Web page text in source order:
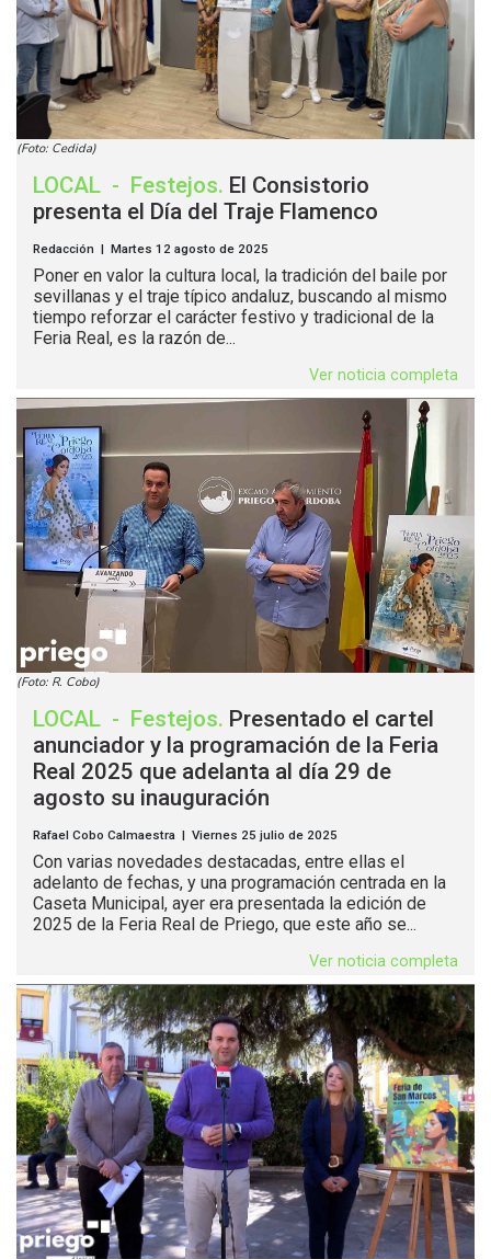
(Foto: Cedida)
LOCAL - Festejos. El Consistorio
presenta el Día del Traje Flamenco
Redacción | Martes 12 agosto de 2025
Poner en valor la cultura local, la tradición del baile por
sevillanas y el traje típico andaluz, buscando al mismo
tiempo reforzar el carácter festivo y tradicional de la
Feria Real, es la razón de...
Ver noticia completa
(Foto: R. Cobo)
LOCAL - Festejos. Presentado el cartel
anunciador y la programación de la Feria
Real 2025 que adelanta al día 29 de
agosto su inauguración
Rafael Cobo Calmaestra | Viernes 25 julio de 2025
Con varias novedades destacadas, entre ellas el
adelanto de fechas, y una programación centrada en la
Caseta Municipal, ayer era presentada la edición de
2025 de la Feria Real de Priego, que este año se...
Ver noticia completa